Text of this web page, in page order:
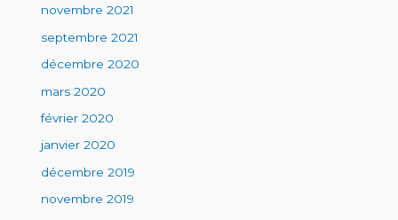
novembre 2021
septembre 2021
décembre 2020
mars 2020
février 2020
janvier 2020
décembre 2019
novembre 2019